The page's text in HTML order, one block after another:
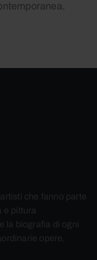
che fanno parte
e pittura
la biografia di ogni
opere.